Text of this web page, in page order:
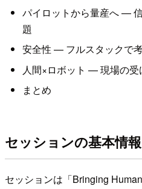
パイロットから量産へ —
題
安全性 — フルスタックで
人間×ロボット — 現場の
まとめ
セッションの基本情
セッションは「Bringing